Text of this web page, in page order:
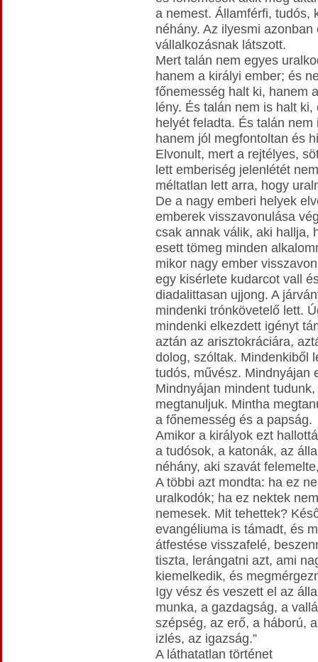
a nemest. Államférfi, tudós,
néhány. Az ilyesmi azonban
vállalkozásnak látszott.
Mert talán nem egyes
hanem a királyi ember; és
főnemesség halt ki, hanem
lény. És talán nem is halt
helyét feladta. És talán
hanem jól megfontoltan és
Elvonult, mert a rejtélyes,
lett emberiség jelenlétét
méltatlan lett arra, hogy
De a nagy emberi helyek
emberek visszavonulása
csak annak válik, aki hallja,
esett tömeg minden
mikor nagy ember
egy kisérlete kudarcot vall
diadalittasan ujjong. A
mindenki trónkövetelő lett.
mindenki elkezdett igényt
aztán az arisztokráciára,
dolog, szóltak. Mindenkiből
tudós, művész. Mindnyájan
Mindnyájan mindent
megtanuljuk. Mintha
a főnemesség és a papság.
Amikor a királyok ezt
a tudósok, a katonák, az
néhány, aki szavát
A többi azt mondta: ha ez
uralkodók; ha ez nektek
nemesek. Mit tehettek?
evangéliuma is támadt, és
átfestése visszafelé,
tiszta, lerángatni azt, ami
kiemelkedik, és
Igy vész és veszett el az
munka, a gazdagság, a
szépség, az erő, a háború,
izlés, az igazság.”
A láthatatlan történet